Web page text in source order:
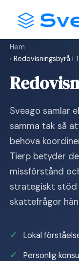
content
Hem
› Redovisningsbyrå i
Sveago samlar
samma tak så
behöva
Tierp betyder
missförstånd
strategiskt stöd
skattefrågor
Lokal
Personlig